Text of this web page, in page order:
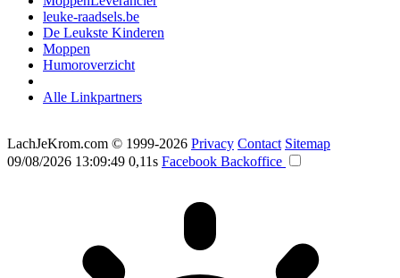
leuke-raadsels.be
De Leukste Kinderen
Moppen
Humoroverzicht
Alle Linkpartners
LachJeKrom.com © 1999-2026 Privacy Contact Sitemap
09/08/2026 13:09:49 0,11s Facebook Backoffice